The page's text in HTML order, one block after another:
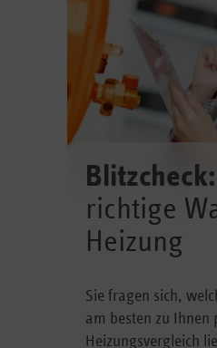
Blitzcheck:
richtige
Heizung
Sie fragen sich,
am besten zu Ihnen
Heizungsvergleich